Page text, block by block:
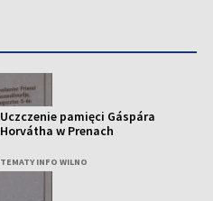
Uczczenie pamięci Gáspára
Horvátha w Prenach
TEMATY INFO WILNO